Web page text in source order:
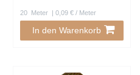
20 Meter | 0,09 € / Meter
In den Warenkorb